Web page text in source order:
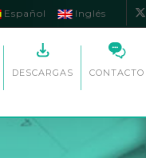
x-
Español Inglés
DESCARGAS CONTACTO